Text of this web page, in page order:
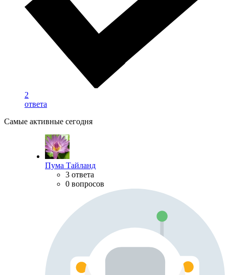
2
ответа
Самые активные сегодня
Пума Тайланд
3 ответа
0 вопросов